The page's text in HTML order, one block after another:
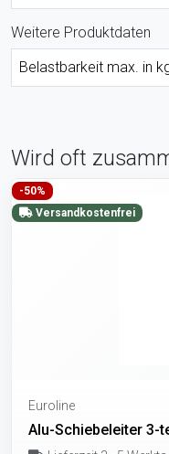
Weitere Produktdaten
Belastbarkeit max. in
Wird oft
-50%
Versandkostenfrei
Euroline
Alu-Schiebeleiter 3-